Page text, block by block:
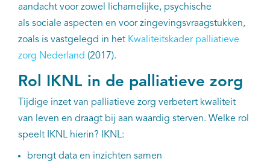
aandacht voor zowel lichamelijke, psychische
als sociale aspecten en voor zingevingsvraagstukken,
zoals is vastgelegd in het Kwaliteitskader palliatieve
zorg Nederland (2017).
Rol IKNL in de palliatieve zorg
Tijdige inzet van palliatieve zorg verbetert kwaliteit
van leven en draagt bij aan waardig sterven. Welke rol
speelt IKNL hierin? IKNL:
brengt data en inzichten samen